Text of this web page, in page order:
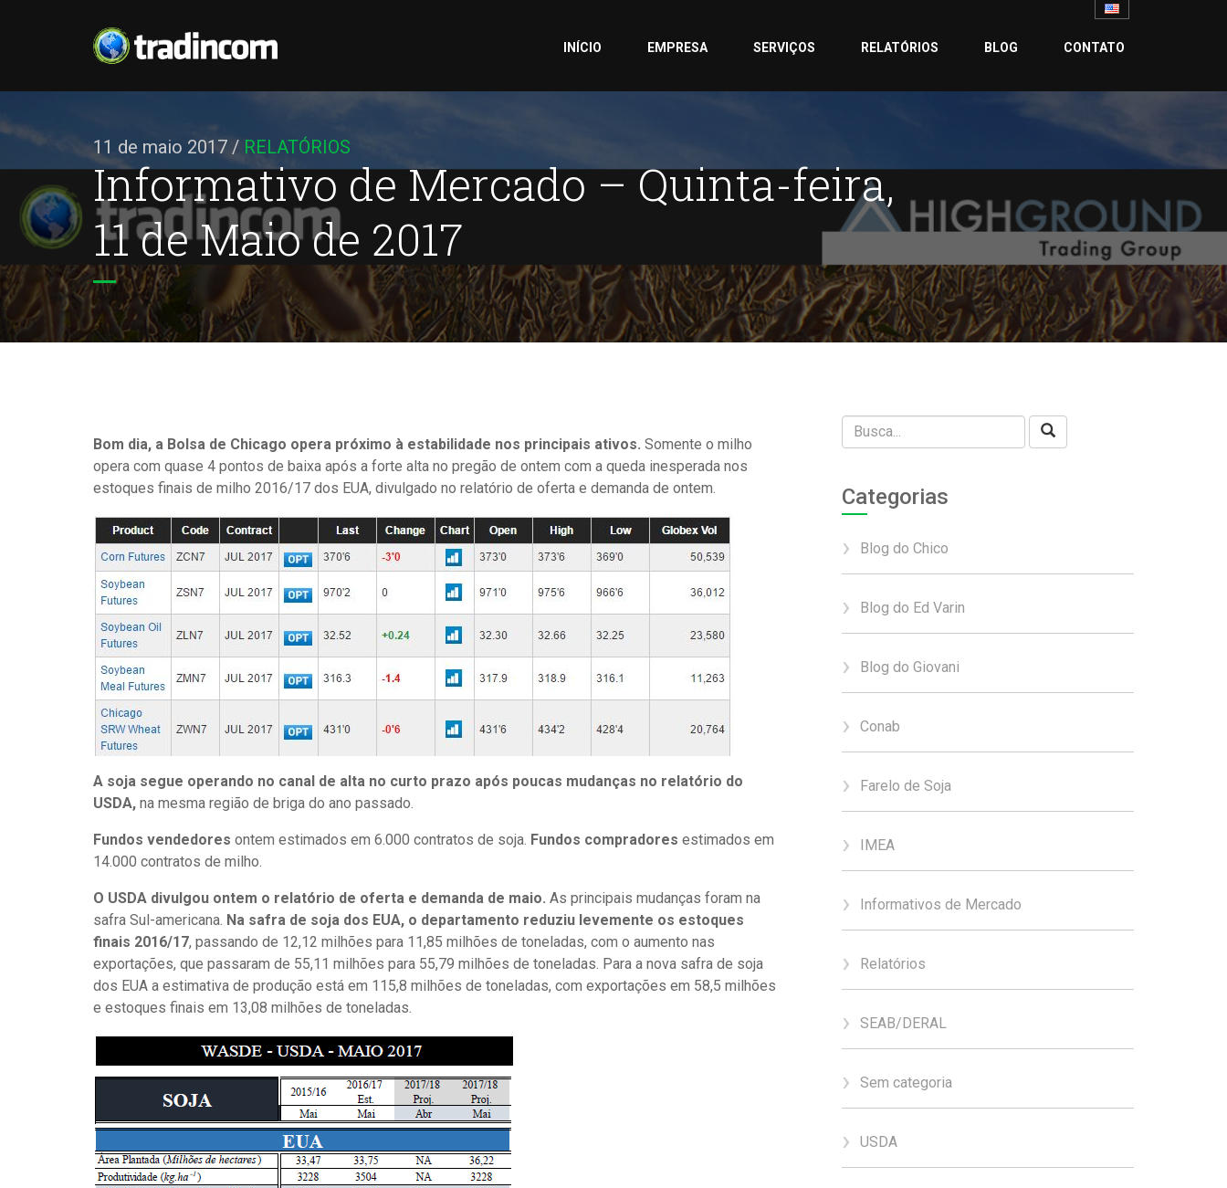
INÍCIO EMPRESA SERVIÇOS RELATÓRIOS BLOG CONTATO
11 de maio 2017 / RELATÓRIOS
Informativo de Mercado – Quinta-feira,
11 de Maio de 2017
Bom dia, a Bolsa de Chicago opera próximo à estabilidade nos principais ativos. Somente o milho
opera com quase 4 pontos de baixa após a forte alta no pregão de ontem com a queda inesperada nos
estoques finais de milho 2016/17 dos EUA, divulgado no relatório de oferta e demanda de ontem.
A soja segue operando no canal de alta no curto prazo após poucas mudanças no relatório do
USDA, na mesma região de briga do ano passado.
Fundos vendedores ontem estimados em 6.000 contratos de soja. Fundos compradores estimados em
14.000 contratos de milho.
O USDA divulgou ontem o relatório de oferta e demanda de maio. As principais mudanças foram na
safra Sul-americana. Na safra de soja dos EUA, o departamento reduziu levemente os estoques
finais 2016/17, passando de 12,12 milhões para 11,85 milhões de toneladas, com o aumento nas
exportações, que passaram de 55,11 milhões para 55,79 milhões de toneladas. Para a nova safra de soja
dos EUA a estimativa de produção está em 115,8 milhões de toneladas, com exportações em 58,5 milhões
e estoques finais em 13,08 milhões de toneladas.
Categorias
Blog do Chico
Blog do Ed Varin
Blog do Giovani
Conab
Farelo de Soja
IMEA
Informativos de Mercado
Relatórios
SEAB/DERAL
Sem categoria
USDA